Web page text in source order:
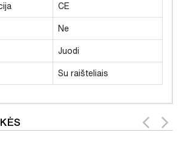
CE
Ne
Juodi
Su raišteliais